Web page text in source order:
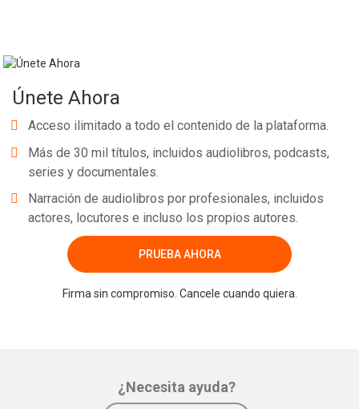
Únete Ahora
Acceso ilimitado a todo el contenido de la plataforma.
Más de 30 mil títulos, incluidos audiolibros, podcasts,
series y documentales.
Narración de audiolibros por profesionales, incluidos
actores, locutores e incluso los propios autores.
PRUEBA AHORA
Firma sin compromiso. Cancele cuando quiera.
¿Necesita ayuda?